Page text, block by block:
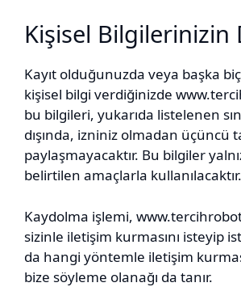
Kişisel Bilgilerinizin
Kayıt olduğunuzda veya başka
kişisel bilgi verdiğinizde
bu bilgileri, yukarıda listelenen
dışında, izniniz olmadan üçüncü
paylaşmayacaktır. Bu bilgiler
belirtilen amaçlarla kullanılacaktır.
Kaydolma işlemi,
sizinle iletişim kurmasını isteyip
da hangi yöntemle iletişim
bize söyleme olanağı da tanır.